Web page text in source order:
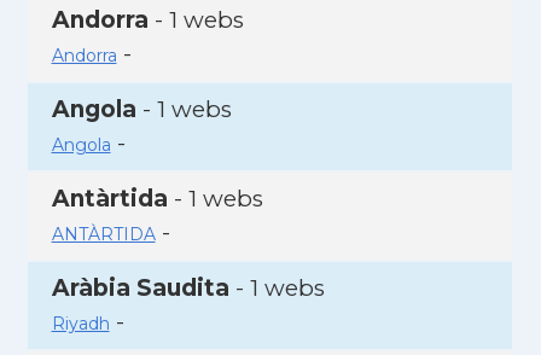
Andorra - 1 webs
Andorra -
Angola - 1 webs
Angola -
Antàrtida - 1 webs
ANTÀRTIDA-
Aràbia Saudita - 1 webs
Riyadh -